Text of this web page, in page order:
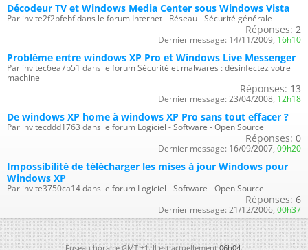
Décodeur TV et Windows Media Center sous Windows Vista
Par invite2f2bfebf dans le forum Internet - Réseau - Sécurité générale
Réponses: 2
Dernier message: 14/11/2009, 16h10
Problème entre windows XP Pro et Windows Live Messenger
Par invitec6ea7b51 dans le forum Sécurité et malwares : désinfectez votre
machine
Réponses: 13
Dernier message: 23/04/2008, 12h18
De windows XP home à windows XP Pro sans tout effacer ?
Par invitecddd1763 dans le forum Logiciel - Software - Open Source
Réponses: 0
Dernier message: 16/09/2007, 09h20
Impossibilité de télécharger les mises à jour Windows pour
Windows XP
Par invite3750ca14 dans le forum Logiciel - Software - Open Source
Réponses: 6
Dernier message: 21/12/2006, 00h37
Fuseau horaire GMT +1. Il est actuellement06h04.